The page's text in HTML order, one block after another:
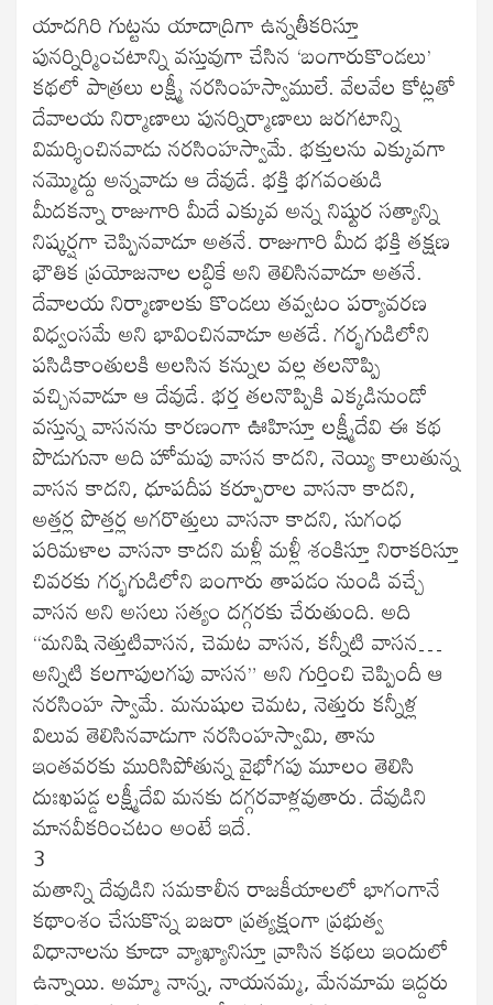
యాదగిరి గుట్టను యాదాద్రిగా ఉన్నతీకరిస్తూ
పునర్నిర్మించటాన్ని వస్తువుగా చేసిన ‘బంగారుకొండలు’
కథలో పాత్రలు లక్ష్మీ నరసింహస్వాములే. వేలవేల కోట్లతో
దేవాలయ నిర్మాణాలు పునర్నిర్మాణాలు జరగటాన్ని
విమర్శించినవాడు నరసింహస్వామే. భక్తులను ఎక్కువగా
నమ్మొద్దు అన్నవాడు ఆ దేవుడే. భక్తి భగవంతుడి
మీదకన్నా రాజుగారి మీదే ఎక్కువ అన్న నిష్టుర సత్యాన్ని
నిష్కర్షగా చెప్పినవాడూ అతనే. రాజుగారి మీద భక్తి తక్షణ
భౌతిక ప్రయోజనాల లబ్ధికే అని తెలిసినవాడూ అతనే.
దేవాలయ నిర్మాణాలకు కొండలు తవ్వటం పర్యావరణ
విధ్వంసమే అని భావించినవాడూ అతడే. గర్భగుడిలోని
పసిడికాంతులకి అలసిన కన్నుల వల్ల తలనొప్పి
వచ్చినవాడూ ఆ దేవుడే. భర్త తలనొప్పికి ఎక్కడినుండో
వస్తున్న వాసనను కారణంగా ఊహిస్తూ లక్ష్మీదేవి ఈ కథ
పొడుగునా అది హోమపు వాసన కాదని, నెయ్యి కాలుతున్న
వాసన కాదని, ధూపదీప కర్పూరాల వాసనా కాదని,
అత్తర్ల పొత్తర్ల అగరొత్తులు వాసనా కాదని, సుగంధ
పరిమళాల వాసనా కాదని మళ్లీ మళ్లీ శంకిస్తూ నిరాకరిస్తూ
చివరకు గర్భగుడిలోని బంగారు తాపడం నుండి వచ్చే
వాసన అని అసలు సత్యం దగ్గరకు చేరుతుంది. అది
“మనిషి నెత్తుటివాసన, చెమట వాసన, కన్నీటి వాసన…
అన్నిటి కలగాపులగపు వాసన” అని గుర్తించి చెప్పిందీ ఆ
నరసింహ స్వామే. మనుషుల చెమట, నెత్తురు కన్నీళ్ల
విలువ తెలిసినవాడుగా నరసింహస్వామి, తాను
ఇంతవరకు మురిసిపోతున్న వైభోగపు మూలం తెలిసి
దుఃఖపడ్డ లక్ష్మీదేవి మనకు దగ్గరవాళ్లవుతారు. దేవుడిని
మానవీకరించటం అంటే ఇదే.
3
మతాన్ని దేవుడిని సమకాలీన రాజకీయాలలో భాగంగానే
కథాంశం చేసుకొన్న బజరా ప్రత్యక్షంగా ప్రభుత్వ
విధానాలను కూడా వ్యాఖ్యానిస్తూ వ్రాసిన కథలు ఇందులో
ఉన్నాయి. అమ్మా నాన్న, నాయనమ్మ, మేనమామ ఇద్దరు